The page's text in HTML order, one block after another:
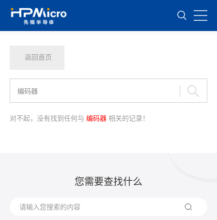
返回首页
对不起，没有找到任何与 编码器 相关的记录！
您需要查找什么